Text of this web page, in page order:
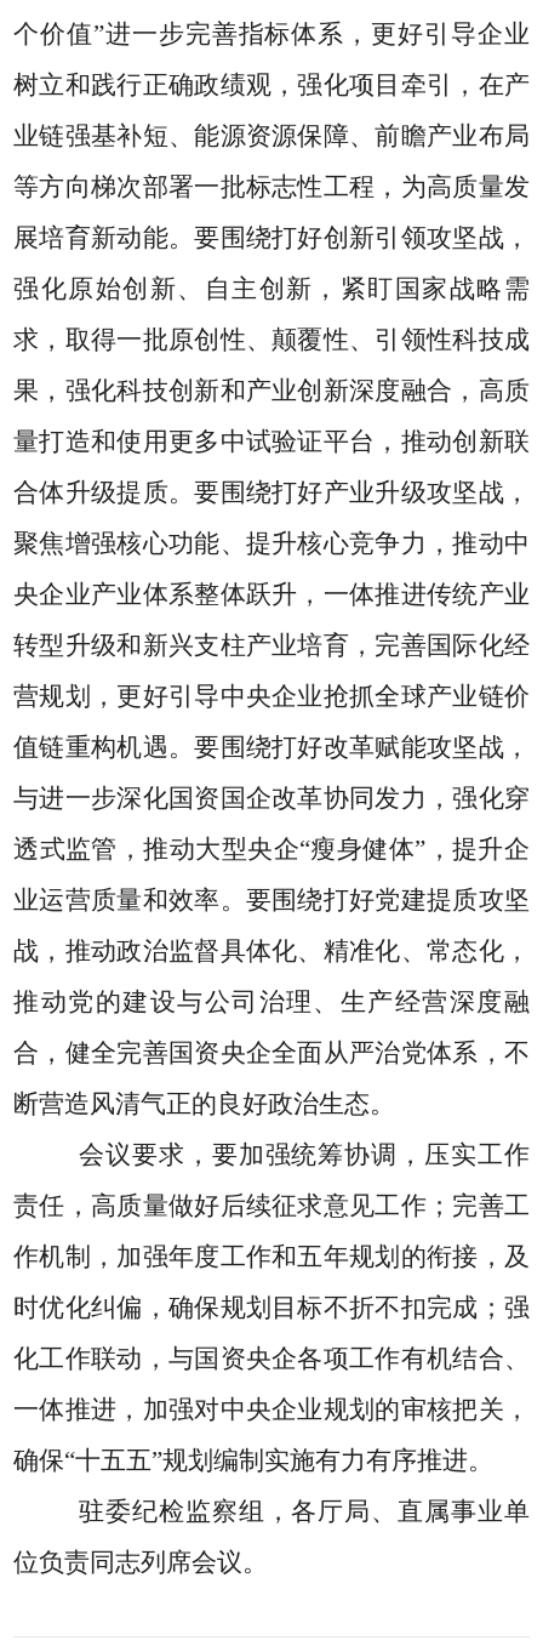
个价值”进一步完善指标体系，更好引导企业
树立和践行正确政绩观，强化项目牵引，在产
业链强基补短、能源资源保障、前瞻产业布局
等方向梯次部署一批标志性工程，为高质量发
展培育新动能。要围绕打好创新引领攻坚战，
强化原始创新、自主创新，紧盯国家战略需
求，取得一批原创性、颠覆性、引领性科技成
果，强化科技创新和产业创新深度融合，高质
量打造和使用更多中试验证平台，推动创新联
合体升级提质。要围绕打好产业升级攻坚战，
聚焦增强核心功能、提升核心竞争力，推动中
央企业产业体系整体跃升，一体推进传统产业
转型升级和新兴支柱产业培育，完善国际化经
营规划，更好引导中央企业抢抓全球产业链价
值链重构机遇。要围绕打好改革赋能攻坚战，
与进一步深化国资国企改革协同发力，强化穿
透式监管，推动大型央企“瘦身健体” ，提升企
业运营质量和效率。要围绕打好党建提质攻坚
战，推动政治监督具体化、精准化、常态化，
推动党的建设与公司治理、生产经营深度融
合，健全完善国资央企全面从严治党体系，不
断营造风清气正的良好政治生态。
会议要求，要加强统筹协调，压实工作
责任，高质量做好后续征求意见工作；完善工
作机制，加强年度工作和五年规划的衔接，及
时优化纠偏，确保规划目标不折不扣完成；强
化工作联动，与国资央企各项工作有机结合、
一体推进，加强对中央企业规划的审核把关，
确保“十五五”规划编制实施有力有序推进。
驻委纪检监察组，各厅局、直属事业单
位负责同志列席会议。